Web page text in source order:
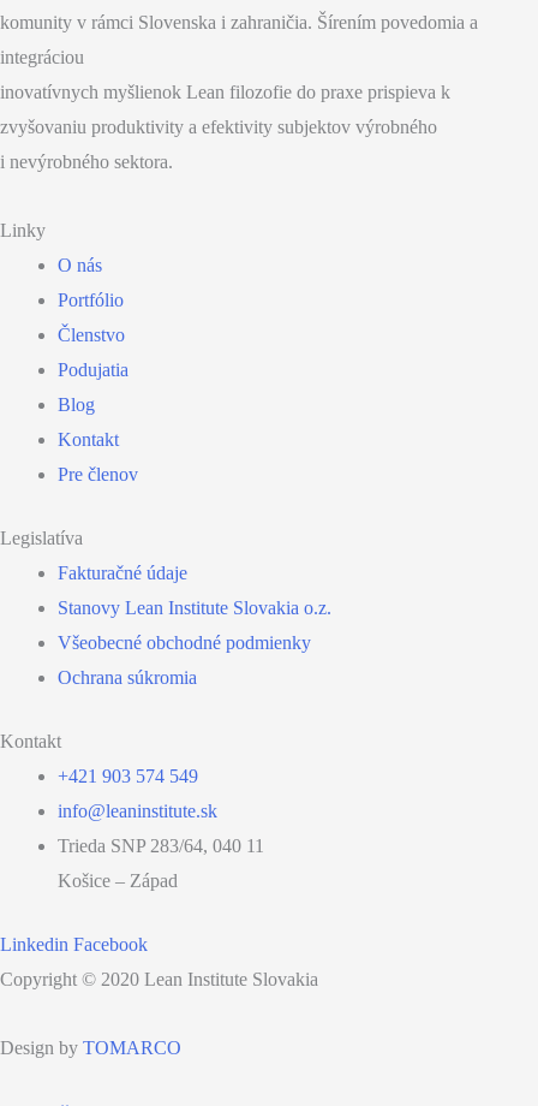
komunity v rámci Slovenska i zahraničia. Šírením povedomia a
integráciou
inovatívnych myšlienok Lean filozofie do praxe prispieva k
zvyšovaniu produktivity a efektivity subjektov výrobného
i nevýrobného sektora.
Linky
O nás
Portfólio
Členstvo
Podujatia
Blog
Kontakt
Pre členov
Legislatíva
Fakturačné údaje
Stanovy Lean Institute Slovakia o.z.
Všeobecné obchodné podmienky
Ochrana súkromia
Kontakt
+421 903 574 549
info@leaninstitute.sk
Trieda SNP 283/64, 040 11
Košice – Západ
Linkedin Facebook
Copyright © 2020 Lean Institute Slovakia
Design by TOMARCO